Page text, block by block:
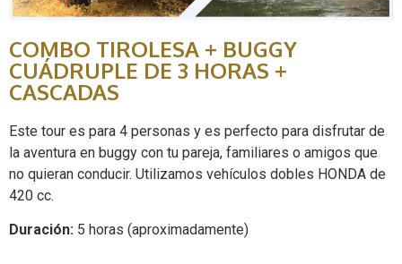
COMBO TIROLESA + BUGGY
CUÁDRUPLE DE 3 HORAS +
CASCADAS
Este tour es para 4 personas y es perfecto para disfrutar de
la aventura en buggy con tu pareja, familiares o amigos que
no quieran conducir. Utilizamos vehículos dobles HONDA de
420 cc.
Duración: 5 horas (aproximadamente)